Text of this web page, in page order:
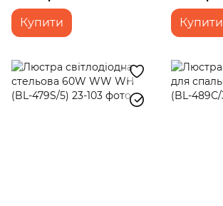
Купити Купити